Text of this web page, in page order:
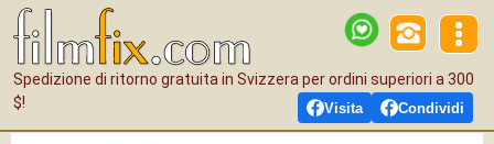
Visita Condividi
Spedizione di ritorno gratuita in Svizzera per ordini superiori a 300
$!